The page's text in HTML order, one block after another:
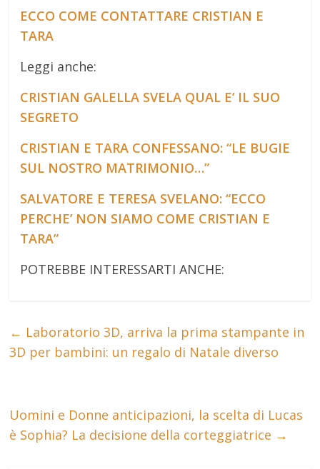
ECCO COME CONTATTARE CRISTIAN E
TARA
Leggi anche:
CRISTIAN GALELLA SVELA QUAL E’ IL SUO
SEGRETO
CRISTIAN E TARA CONFESSANO: “LE BUGIE
SUL NOSTRO MATRIMONIO…”
SALVATORE E TERESA SVELANO: “ECCO
PERCHE’ NON SIAMO COME CRISTIAN E
TARA”
POTREBBE INTERESSARTI ANCHE:
← Laboratorio 3D, arriva la prima stampante in
3D per bambini: un regalo di Natale diverso
Uomini e Donne anticipazioni, la scelta di Lucas
è Sophia? La decisione della corteggiatrice →